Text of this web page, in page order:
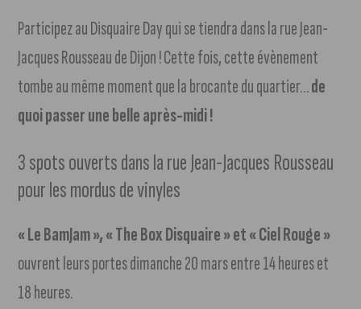
Participez au Disquaire Day qui se tiendra dans la rue Jean-
Jacques Rousseau de Dijon ! Cette fois, cette évènement
tombe au même moment que la brocante du quartier…de
quoi passer une belle après-midi !
3 spots ouverts dans la rue Jean-Jacques Rousseau
pour les mordus de vinyles
« Le BamJam », « The Box Disquaire » et « Ciel Rouge »
ouvrent leurs portes dimanche 20 mars entre 14 heures et
18 heures.